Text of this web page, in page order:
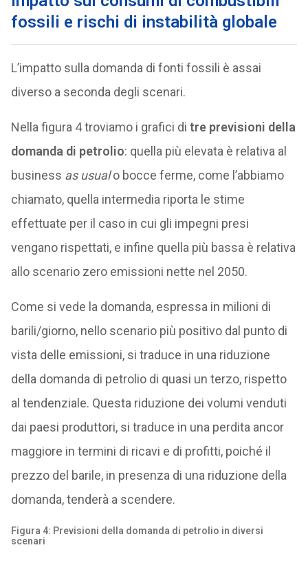
fossili e rischi di instabilità globale
L’impatto sulla domanda di fonti fossili è assai
diverso a seconda degli scenari.
Nella figura 4 troviamo i grafici di tre previsioni della
domanda di petrolio: quella più elevata è relativa al
business as usualo bocce ferme, come l’abbiamo
chiamato, quella intermedia riporta le stime
effettuate per il caso in cui gli impegni presi
vengano rispettati, e infine quella più bassa è relativa
allo scenario zero emissioni nette nel 2050.
Come si vede la domanda, espressa in milioni di
barili/giorno, nello scenario più positivo dal punto di
vista delle emissioni, si traduce in una riduzione
della domanda di petrolio di quasi un terzo, rispetto
al tendenziale. Questa riduzione dei volumi venduti
dai paesi produttori, si traduce in una perdita ancor
maggiore in termini di ricavi e di profitti, poiché il
prezzo del barile, in presenza di una riduzione della
domanda, tenderà a scendere.
Figura 4: Previsioni della domanda di petrolio in diversi
scenari